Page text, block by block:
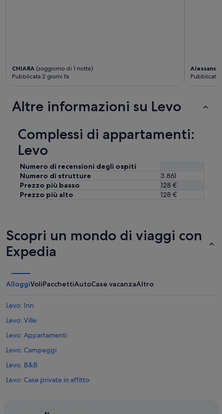
CHIARA (soggiorno di 1 notte)
Pubblicata 2 giorni fa
Pubblicata
Altre informazioni su Levo
Complessi di appartamenti:
Levo
Numero di recensioni degli ospiti
Numero di strutture
3.861
Prezzo più basso
128 €
Prezzo più alto
128 €
Scopri un mondo di viaggi con
Expedia
AlloggiVoliPacchettiAutoCase vacanzaAltro
Levo: Inn
Levo: Ville
Levo: Appartamenti
Levo: Campeggi
Levo: B&B
Levo: Case private in affitto